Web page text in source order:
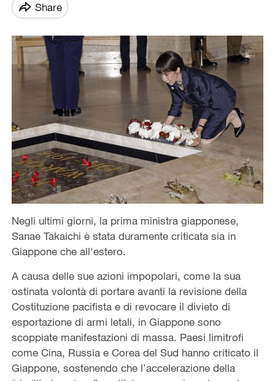
Share
Negli ultimi giorni, la prima ministra giapponese,
Sanae Takaichi è stata duramente criticata sia in
Giappone che all'estero.
A causa delle sue azioni impopolari, come la sua
ostinata volontà di portare avanti la revisione della
Costituzione pacifista e di revocare il divieto di
esportazione di armi letali, in Giappone sono
scoppiate manifestazioni di massa. Paesi limitrofi
come Cina, Russia e Corea del Sud hanno criticato il
Giappone, sostenendo che l’accelerazione della